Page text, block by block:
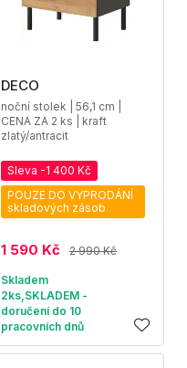
DECO
noční stolek | 56,1 cm |
CENA ZA 2 ks | kraft
zlatý/antracit
Sleva -1 400 Kč
POUZE DO VYPRODÁNÍ
skladových zásob
1 590 Kč 2 990 Kč
Skladem
2ks,SKLADEM -
doručení do 10
pracovních dnů